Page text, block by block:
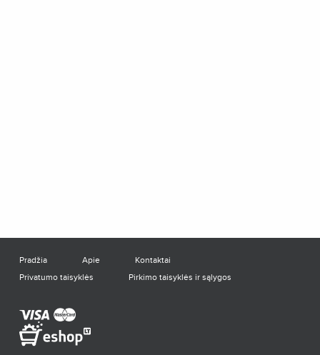
Pradžia Apie
Kontaktai
Privatumo taisyklės
Pirkimo taisyklės ir sąlygos